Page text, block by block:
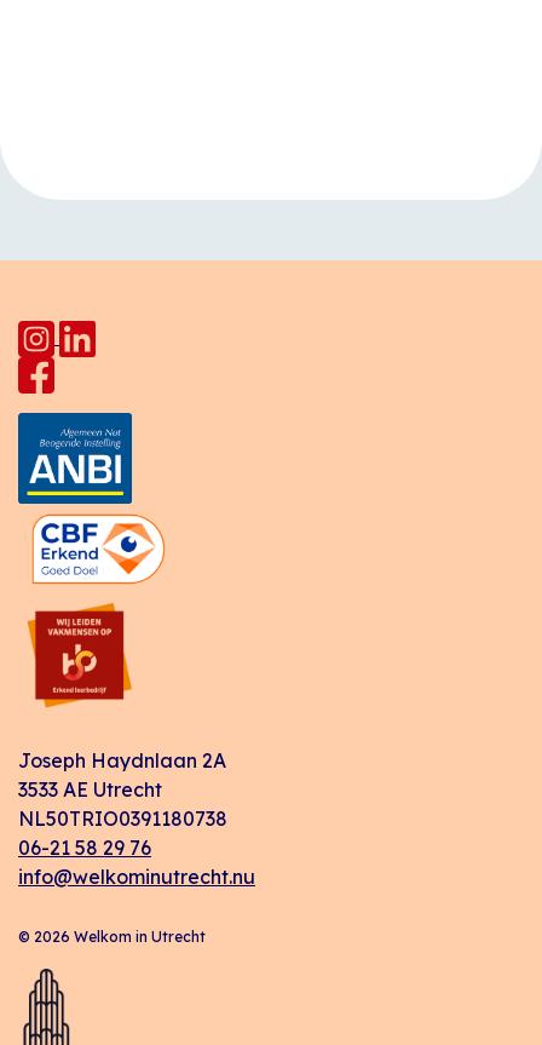
Joseph Haydnlaan 2A
3533 AE Utrecht
NL50TRIO0391180738
06-21 58 29 76
info@welkominutrecht.nu
© 2026 Welkom in Utrecht